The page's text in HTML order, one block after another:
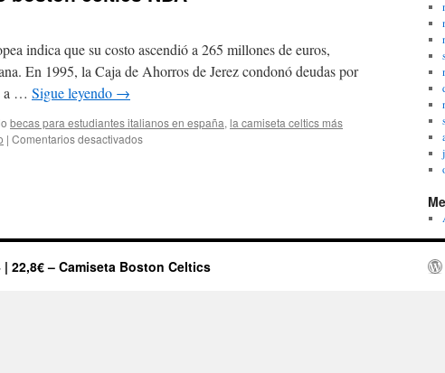
indica que su costo ascendió a 265 millones de euros,
En 1995, la Caja de Ahorros de Jerez condonó deudas por
a … Sigue leyendo →
becas para estudiantes italianos en españa, la camiseta celtics más
| Comentarios desactivadosen
celtics
22,8€ – Camiseta Boston Celtics